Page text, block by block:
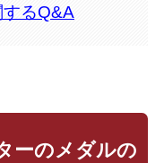
るQ&A
ーのメダルの